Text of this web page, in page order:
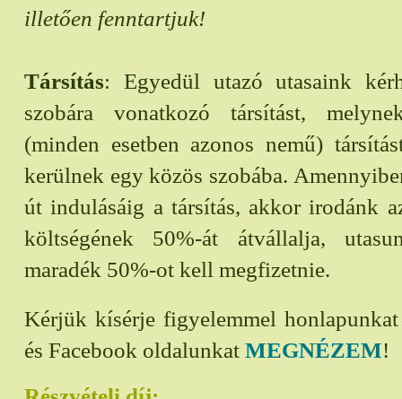
illetően fenntartjuk!
Társítás: Egyedül utazó utasaink
szobára vonatkozó társítást,
(minden esetben azonos nemű)
kerülnek egy közös szobába.
út indulásáig a társítás, akkor irodánk
költségének 50%-át átvállalja,
maradék 50%-ot kell megfizetnie.
Kérjük kísérje figyelemmel
és Facebook oldalunkat MEGNÉZEM!